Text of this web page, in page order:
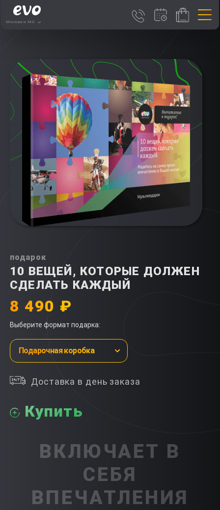
Москва и МО
подарок
10 ВЕЩЕЙ, КОТОРЫЕ ДОЛЖЕН
СДЕЛАТЬ КАЖДЫЙ
8 490 ₽
Выберите формат подарка:
Подарочная коробка
Доставка в день заказа
Купить
ВКЛЮЧАЕТ В
СЕБЯ
ВПЕЧАТЛЕНИЯ